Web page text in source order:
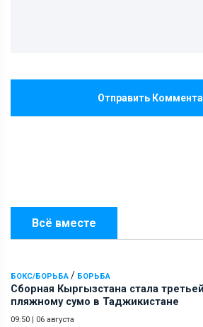
Всё вместе
БОКС/БОРЬБА / БОРЬБА
Сборная Кыргызстана стала
пляжному сумо в Таджикистане
09:50 | 06 августа
Отправить